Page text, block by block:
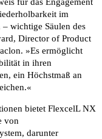
für das Engagement
im
– wichtige Säulen des
Director of Product
»Es ermöglicht
in ihren
ein Höchstmaß an
bietet FlexcelL NX
von
darunter